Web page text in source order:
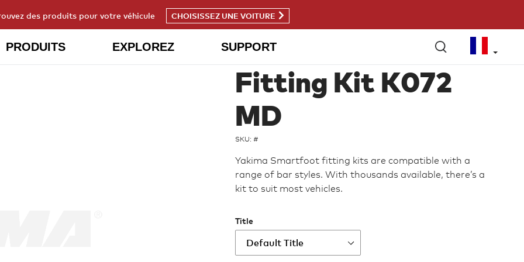
des produits pour votre véhicule CHOISISSEZ UNE VOITURE
PRODUITS EXPLOREZ SUPPORT
Fitting Kit K072
MD
SKU: #
Yakima Smartfoot fitting kits are compatible with a
range of bar styles. With thousands available, there’s a
kit to suit most vehicles.
Title